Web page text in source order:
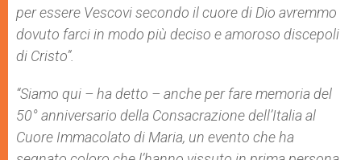
per essere Vescovi secondo il cuore di Dio avremmo
dovuto farci in modo più deciso e amoroso discepoli
di Cristo”.
“Siamo qui – ha detto – anche per fare memoria del
50° anniversario della Consacrazione dell’Italia al
Cuore Immacolato di Maria, un evento che ha